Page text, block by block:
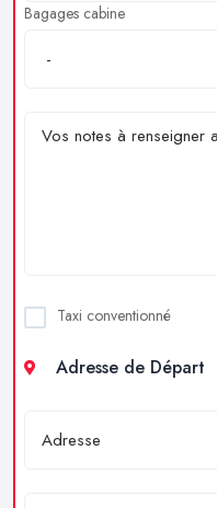
Bagages cabine
Taxi conventionné
Adresse de Départ